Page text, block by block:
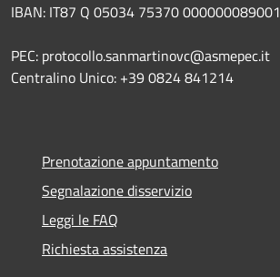
IBAN: IT87 Q 05034 75370 000000089001
PEC: protocollo.sanmartinovc@asmepec.it
Centralino Unico: +39 0824 841214
Prenotazione appuntamento
Segnalazione disservizio
Leggi le FAQ
Richiesta assistenza